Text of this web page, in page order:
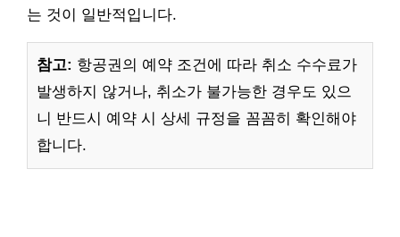
는 것이 일반적입니다.
참고: 항공권의 예약 조건에 따라 취소 수수료가
발생하지 않거나, 취소가 불가능한 경우도 있으
니 반드시 예약 시 상세 규정을 꼼꼼히 확인해야
합니다.